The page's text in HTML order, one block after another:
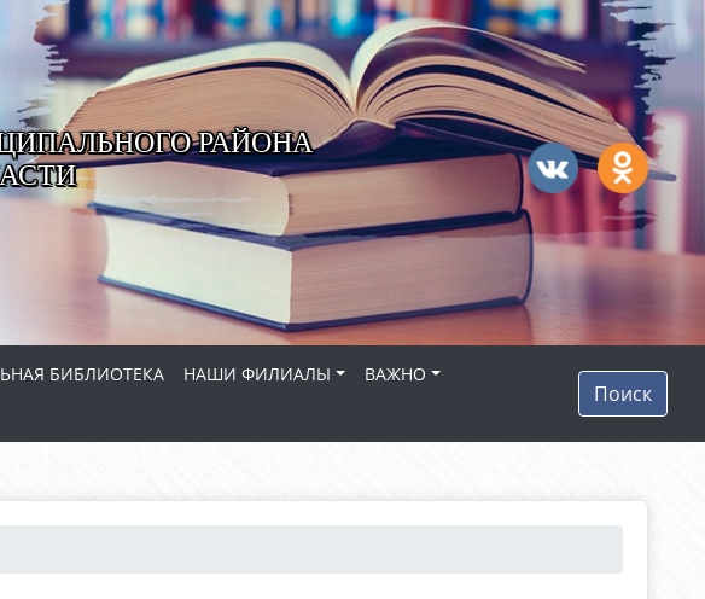
РАЙОНА
БИБЛИОТЕКА НАШИ ФИЛИАЛЫ
ВАЖНО
Поиск